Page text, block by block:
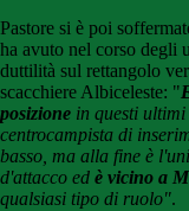
Pastore si è poi
ha avuto nel corso degli
duttilità sul rettangolo
scacchiere Albiceleste: "
posizione in questi ultimi
centrocampista di
basso, ma alla fine è
d'attacco ed è vicino a
qualsiasi tipo di ruolo".